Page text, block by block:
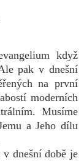
když
pak v dnešní
na první
moderních
Musíme
a Jeho dílu
dnešní době je